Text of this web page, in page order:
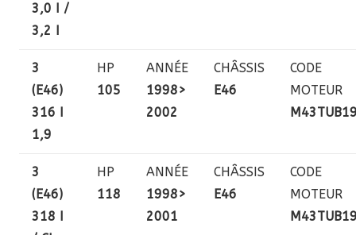
3,0 I /
3,2 I
3
(E46)
316 I
1,9
HP
105
ANNÉE
1998>
2002
CHÂSSIS
E46
CODE
MOTEUR
3
(E46)
318 I
HP
118
ANNÉE
1998>
2001
CHÂSSIS
E46
CODE
MOTEUR